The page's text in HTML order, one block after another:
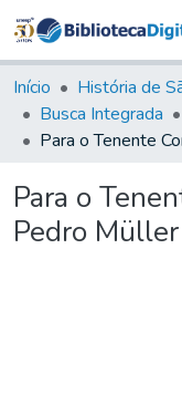
Início História de
Busca Integrada
Para o
Pedro Müller